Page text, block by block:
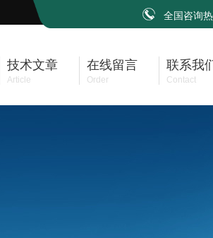
全国咨询热
技术文章
Article
在线留言
Order
联系我
Contact